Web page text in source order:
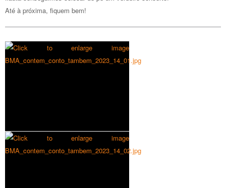
Até à próxima, fiquem bem!